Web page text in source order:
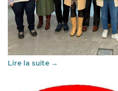
franco-espagnol pour
29 juin 2026-National
Cette année, l'UNSA Éducation
soutenu par l'union
au vivre-ensemble : quelles
Lire la suite →